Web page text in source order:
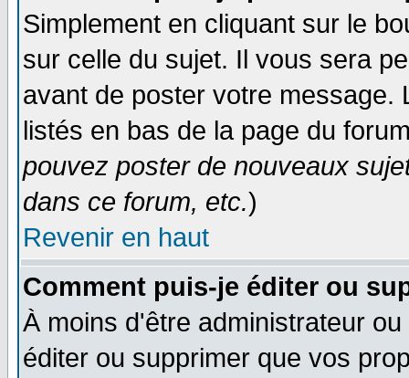
Simplement en cliquant sur le
sur celle du sujet. Il vous sera
avant de poster votre
listés en bas de la page du
pouvez poster de nouveaux
dans ce forum, etc.)
Revenir en haut
Comment puis-je éditer ou
À moins d'être administrateur
éditer ou supprimer que vos